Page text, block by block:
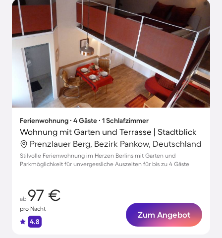
Ferienwohnung ∙ 4 Gäste ∙ 1 Schlafzimmer
Wohnung mit Garten und Terrasse | Stadtblick
Prenzlauer Berg, Bezirk Pankow, Deutschland
Stilvolle Ferienwohnung im Herzen Berlins mit Garten und
Parkmöglichkeit für unvergessliche Auszeiten für bis zu 4 Gäste
ab 97 €
pro Nacht
4.8
Zum Angebot